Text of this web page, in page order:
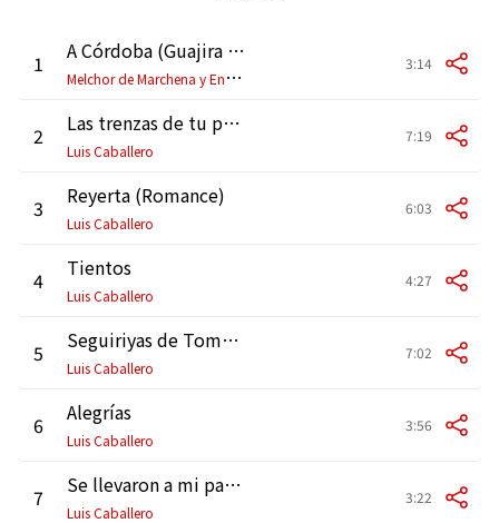
1
A Córdoba (Guajira por bulerías)
M
elchor de Marchena y Enrique de Melchor
3:14
2 Las trenzas de tu pelo (Seguiriyas de Manuel Torre, Fco. la Perla y cabal de Silverio)
Luis Caballero
7:19
3 Reyerta (Romance)
Luis Caballero
6:03
4 Tientos
Luis Caballero
4:27
5 Seguiriyas de Tomás el Nitri, toná-Liviana y cabal de El Pena-Silverio
Luis Caballero
7:02
6 Alegrías
Luis Caballero
3:56
7 Se llevaron a mi pare, tonás con martinete
Luis Caballero
3:22